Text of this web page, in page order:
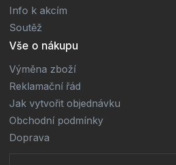
Info k akcím
Soutěž
Vše o nákupu
Výměna zboží
Reklamační řád
Jak vytvořit objednávku
Obchodní podmínky
Doprava